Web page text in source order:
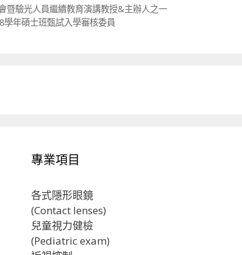
暨驗光人員繼續教育演講教授&主辦人之一
年碩士班甄試入學審核委員
專業項目
各式隱形眼鏡
(Contact lenses)
兒童視力健檢
(Pediatric exam)